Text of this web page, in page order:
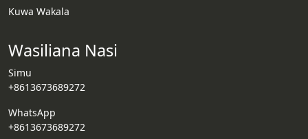
Kuwa Wakala
Wasiliana Nasi
Simu
+8613673689272
WhatsApp
+8613673689272